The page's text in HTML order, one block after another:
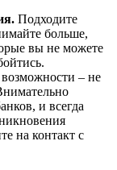
Подходите
больше,
вы не можете
– не
и всегда
на контакт с